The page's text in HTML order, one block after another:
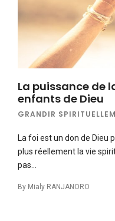
La puissance de
enfants de Dieu
GRANDIR
La foi est un don de Dieu
plus réellement la vie
pas…
By Mialy RANJANORO